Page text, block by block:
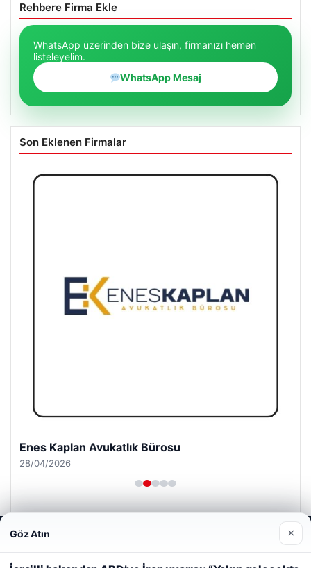
Rehbere Firma Ekle
WhatsApp üzerinden bize ulaşın, firmanızı hemen
listeleyelim.
WhatsApp Mesaj
Son Eklenen Firmalar
Enes Kaplan Avukatlık Bürosu
28/04/2026
Web sitemizi nasıl kullandığınızı daha iyi anlayabilmek,
deneyiminizi kişiselleştirmek ve geliştirmek amacıyla çerezler
kullanıyoruz.
Çerez Politikamız
Göz Atın ×